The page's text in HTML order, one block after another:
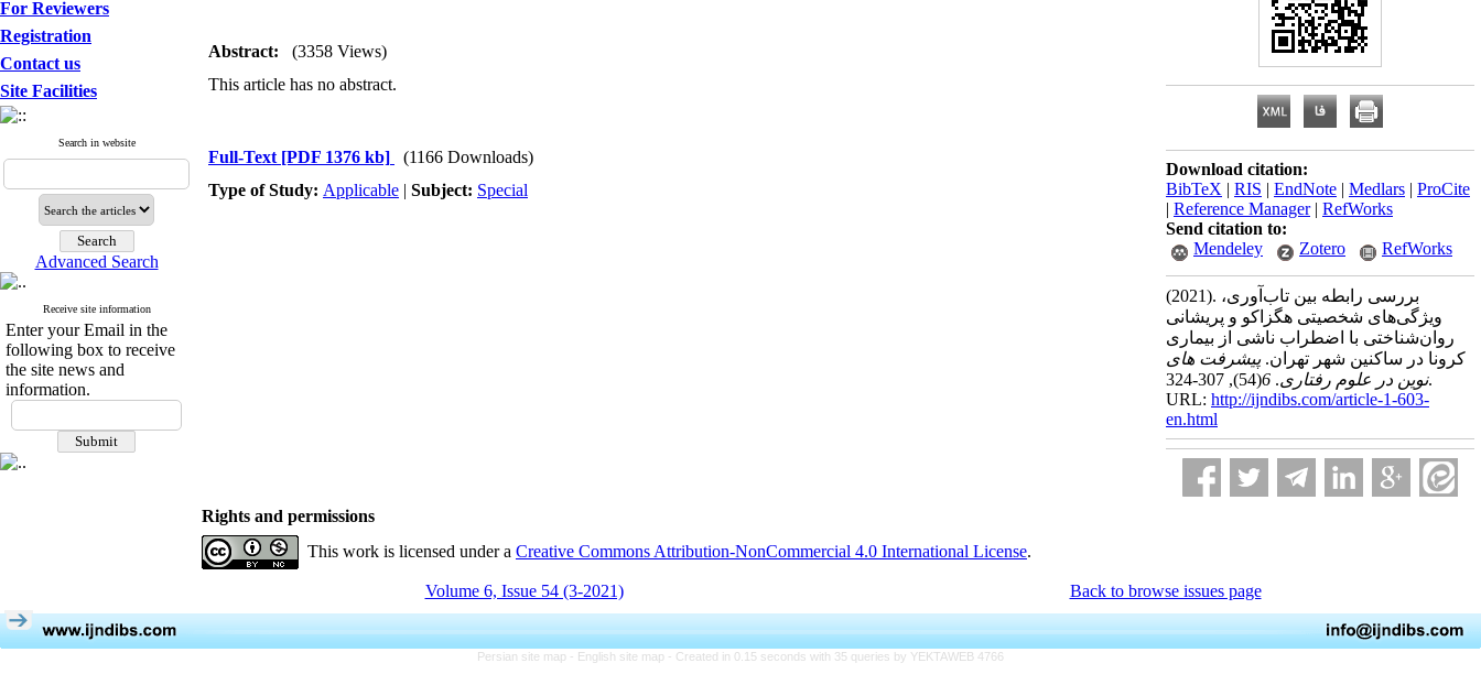
For Reviewers
Registration
Contact us
Site Facilities
Search in website
Advanced Search
Receive site information
Enter your Email in the
following box to receive
the site news and
information.
Abstract:
(3358 Views)
This article has no abstract.
Full-Text [PDF 1376 kb]
(1166 Downloads)
Type of Study: Applicable | Subject: Special
Download citation:
BibTeX | RIS | EndNote | Medlars | ProCite
| Reference Manager| RefWorks
Send citation to:
Mendeley
Zotero RefWorks
(2021).
ویژگی‌های شخصیتی هگزاکو و پریشانی
روان‌شناختی با اضطراب ناشی از بیماری
کرونا در ساکنین شهر تهران.پیشرفت های
نوین در علوم رفتاری.
6
(54)
, 307-324.
URL: http://ijndibs.com/article-1-603-
en.html
Rights and permissions
This work is licensed under a Creative Commons Attribution-NonCommercial 4.0 International License.
Volume 6, Issue 54 (3-2021) Back to browse issues page
Persian site map - English site map - Created in 0.15 seconds with 35 queries by YEKTAWEB 4766